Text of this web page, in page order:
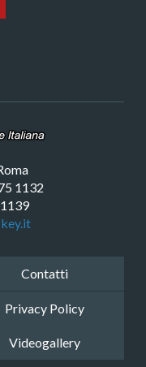
1132
Contatti
Privacy Policy
Videogallery